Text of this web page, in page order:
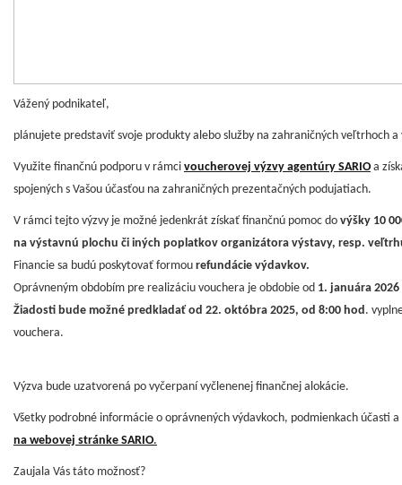
Vážený podnikateľ,
plánujete predstaviť svoje produkty alebo služby na zahraničných veľtrhoch
Využite finančnú podporu v rámci voucherovej výzvy agentúry SARIOa
spojených s Vašou účasťou na zahraničných prezentačných podujatiach.
V rámci tejto výzvy je možné jedenkrát získať finančnú pomoc do výšky 10
na výstavnú plochu či iných poplatkov organizátora výstavy, resp.
Financie sa budú poskytovať formou refundácie výdavkov.
Oprávneným obdobím pre realizáciu vouchera je obdobie od 1. januára
Žiadosti bude možné predkladať od 22. októbra 2025, od 8:00 hod.
vouchera.
Výzva bude uzatvorená po vyčerpaní vyčlenenej finančnej alokácie.
Všetky podrobné informácie o oprávnených výdavkoch, podmienkach účasti
na webovej stránke SARIO.
Zaujala Vás táto možnosť?